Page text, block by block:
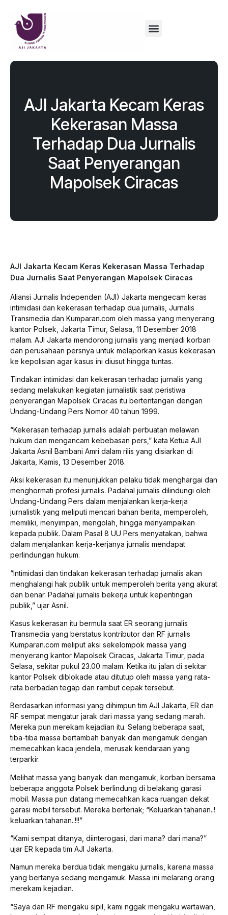
AJI Jakarta Kecam Keras
Kekerasan Massa
Terhadap Dua Jurnalis
Saat Penyerangan
Mapolsek Ciracas
AJI Jakarta Kecam Keras Kekerasan Massa Terhadap
Dua Jurnalis Saat Penyerangan Mapolsek Ciracas
Aliansi Jurnalis Independen (AJI) Jakarta mengecam keras
intimidasi dan kekerasan terhadap dua jurnalis, Jurnalis
Transmedia dan Kumparan.com oleh massa yang menyerang
kantor Polsek, Jakarta Timur, Selasa, 11 Desember 2018
malam. AJI Jakarta mendorong jurnalis yang menjadi korban
dan perusahaan persnya untuk melaporkan kasus kekerasan
ke kepolisian agar kasus ini diusut hingga tuntas.
Tindakan intimidasi dan kekerasan terhadap jurnalis yang
sedang melakukan kegiatan jurnalistik saat peristiwa
penyerangan Mapolsek Ciracas itu bertentangan dengan
Undang-Undang Pers Nomor 40 tahun 1999.
“Kekerasan terhadap jurnalis adalah perbuatan melawan
hukum dan mengancam kebebasan pers,” kata Ketua AJI
Jakarta Asnil Bambani Amri dalam rilis yang disiarkan di
Jakarta, Kamis, 13 Desember 2018.
Aksi kekerasan itu menunjukkan pelaku tidak menghargai dan
menghormati profesi jurnalis. Padahal jurnalis dilindungi oleh
Undang-Undang Pers dalam menjalankan kerja-kerja
jurnalistik yang meliputi mencari bahan berita, memperoleh,
memiliki, menyimpan, mengolah, hingga menyampaikan
kepada publik. Dalam Pasal 8 UU Pers menyatakan, bahwa
dalam menjalankan kerja-kerjanya jurnalis mendapat
perlindungan hukum.
“Intimidasi dan tindakan kekerasan terhadap jurnalis akan
menghalangi hak publik untuk memperoleh berita yang akurat
dan benar. Padahal jurnalis bekerja untuk kepentingan
publik,” ujar Asnil.
Kasus kekerasan itu bermula saat ER seorang jurnalis
Transmedia yang berstatus kontributor dan RF jurnalis
Kumparan.com meliput aksi sekelompok massa yang
menyerang kantor Mapolsek Ciracas, Jakarta Timur, pada
Selasa, sekitar pukul 23.00 malam. Ketika itu jalan di sekitar
kantor Polsek diblokade atau ditutup oleh massa yang rata-
rata berbadan tegap dan rambut cepak tersebut.
Berdasarkan informasi yang dihimpun tim AJI Jakarta, ER dan
RF sempat mengatur jarak dari massa yang sedang marah.
Mereka pun merekam kejadian itu. Selang beberapa saat,
tiba-tiba massa bertambah banyak dan mengamuk dengan
memecahkan kaca jendela, merusak kendaraan yang
terparkir.
Melihat massa yang banyak dan mengamuk, korban bersama
beberapa anggota Polsek berlindung di belakang garasi
mobil. Massa pun datang memecahkan kaca ruangan dekat
garasi mobil tersebut. Mereka berteriak; “Keluarkan tahanan..!
keluarkan tahanan..!!!”
“Kami sempat ditanya, diinterogasi, dari mana? dari mana?”
ujar ER kepada tim AJI Jakarta.
Namun mereka berdua tidak mengaku jurnalis, karena massa
yang bertanya sedang mengamuk. Massa ini melarang orang
merekam kejadian.
“Saya dan RF mengaku sipil, kami nggak mengaku wartawan,